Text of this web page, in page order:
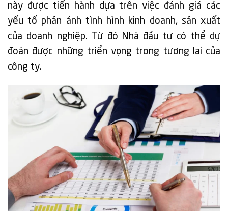
này được tiến hành dựa trên việc đánh giá các
yếu tố phản ánh tình hình kinh doanh, sản xuất
của doanh nghiệp. Từ đó Nhà đầu tư có thể dự
đoán được những triển vọng trong tương lai của
công ty.